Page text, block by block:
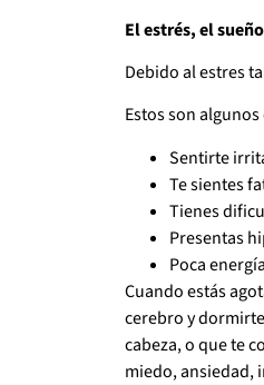
El estrés, el
Debido al estres
Estos son
Sentirte
Te sientes
Tienes
Presentas
Poca
Cuando estás
cerebro y
cabeza, o que te
miedo, ansiedad,